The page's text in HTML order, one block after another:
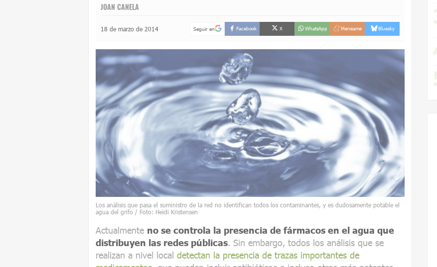
JOAN CANELA
18 de marzo de 2014 Seguir en Facebook X WhatsApp Meneame Bluesky
Los análisis que pasa el suministro de la red no identifican todos los contaminantes, y es dudosamente potable el
agua del grifo / Foto: Heidi Kristensen
Actualmente no se controla la presencia de fármacos en el agua que
distribuyen las redes públicas. Sin embargo, todos los análisis que se
realizan a nivel local detectan la presencia de trazas importantes de